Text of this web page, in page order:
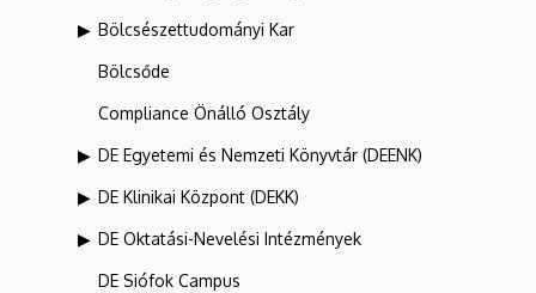
Bölcsészettudományi Kar
Bölcsőde
Compliance Önálló Osztály
DE Egyetemi és Nemzeti Könyvtár (DEENK)
DE Klinikai Központ (DEKK)
DE Oktatási-Nevelési Intézmények
DE Siófok Campus